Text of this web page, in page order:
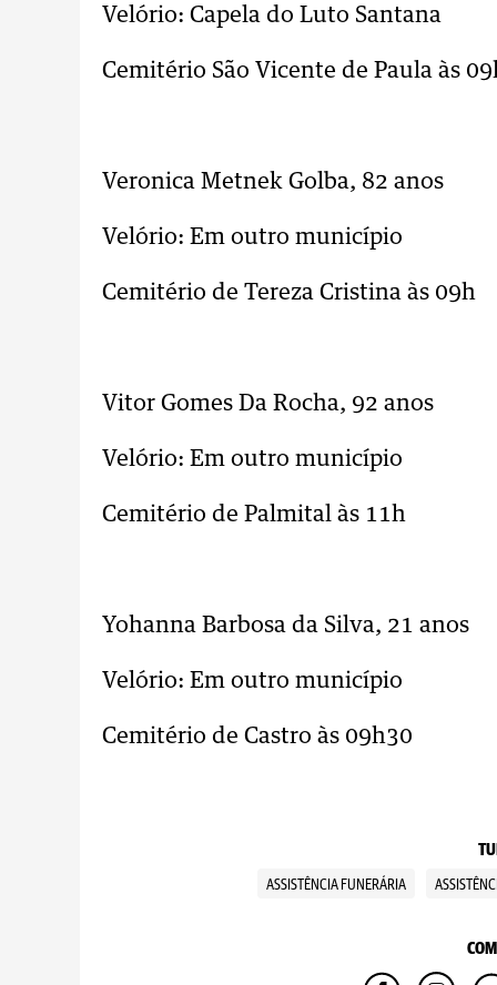
Velório: Capela do Luto Santana
Cemitério São Vicente de Paula às
Veronica Metnek Golba, 82 anos
Velório: Em outro município
Cemitério de Tereza Cristina às 09h
Vitor Gomes Da Rocha, 92 anos
Velório: Em outro município
Cemitério de Palmital às 11h
Yohanna Barbosa da Silva, 21 anos
Velório: Em outro município
Cemitério de Castro às 09h30
ASSISTÊNCIA FUNERÁRIA